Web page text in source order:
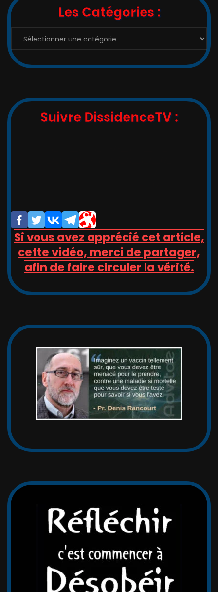
Les Catégories :
Catégories
Suivre DissidenceTV :
Si vous avez apprécié cet article,
cette vidéo, merci de partager,
afin de faire circuler la vérité.